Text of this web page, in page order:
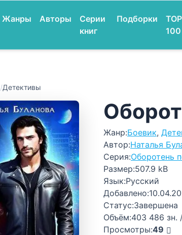
Жанры Авторы
Серии
книг
Подборки
100
/Детективы
Жанр:Боевик,
Автор:Наталья
Серия:Оборотень
Размер:507.9 kB
Язык:Русский
Добавлено:
Статус:Завершена
Объём:403 486 зн.
Просмотры:49